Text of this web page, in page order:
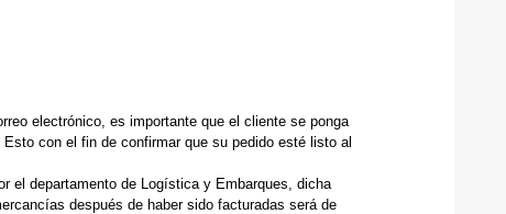
electrónico, es importante que el cliente se ponga
con el fin de confirmar que su pedido esté listo al
el departamento de Logística y Embarques, dicha
después de haber sido facturadas será de